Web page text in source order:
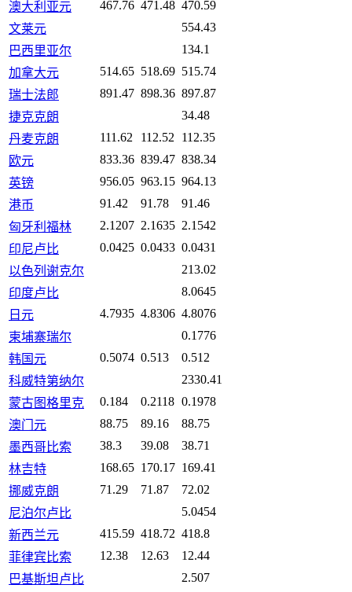
澳大利亚元 467.76 471.48 470.59
文莱元
554.43
巴西里亚尔
134.1
加拿大元
514.65 518.69 515.74
瑞士法郎
891.47 898.36 897.87
捷克克朗
34.48
丹麦克朗
111.62 112.52
112.35
欧元
833.36 839.47 838.34
英镑
956.05 963.15 964.13
港币
91.42 91.78
91.46
匈牙利福林
2.1207 2.1635 2.1542
印尼卢比
0.0425 0.0433 0.0431
以色列谢克尔
213.02
印度卢比
8.0645
日元
4.7935 4.8306 4.8076
柬埔寨瑞尔
0.1776
韩国元
0.5074 0.513
0.512
科威特第纳尔
2330.41
蒙古图格里克
0.184 0.2118 0.1978
澳门元
88.75 89.16
88.75
墨西哥比索
38.3 39.08
38.71
林吉特
168.65 170.17 169.41
挪威克朗
71.29 71.87
72.02
尼泊尔卢比
5.0454
新西兰元
415.59 418.72 418.8
菲律宾比索
12.38 12.63
12.44
巴基斯坦卢比
2.507